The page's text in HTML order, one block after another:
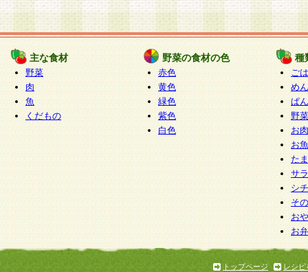
主な食材
野菜
肉
魚
くだもの
野菜の食材の色
赤色
黄色
緑色
紫色
白色
種
ご
めん
ぱん
野
お
お
た
サ
シ
そ
お
お
トップページ
レシピ